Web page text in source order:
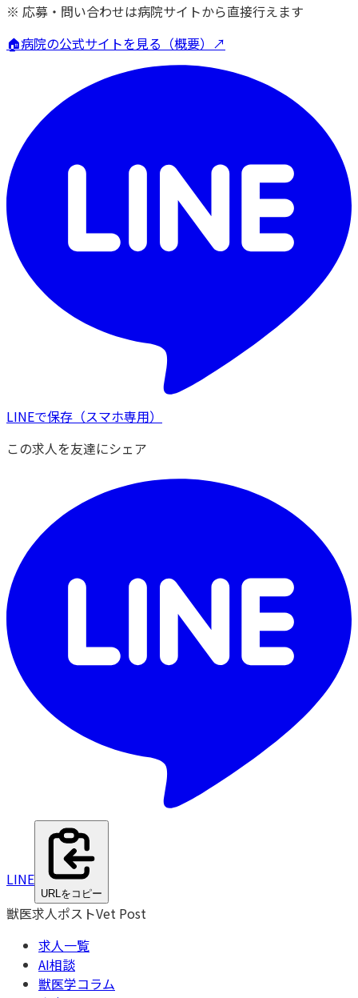
※ 応募・問い合わせは病院サイトから直接行えます
🏠病院の公式サイトを見る（概要）↗
LINEで保存 （スマホ専用）
この求人を友達にシェア
LINE
URLをコピー
獣医求人ポストVet Post
求人一覧
AI相談
獣医学コラム